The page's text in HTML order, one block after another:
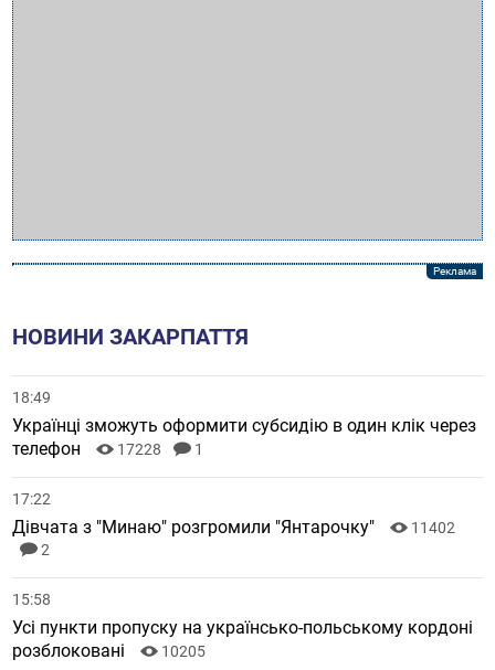
НОВИНИ ЗАКАРПАТТЯ
18:49
Українці зможуть оформити субсидію в один клік через
телефон
17228 1
17:22
Дівчата з "Минаю" розгромили "Янтарочку"
11402
2
15:58
Усі пункти пропуску на українсько-польському кордоні
розблоковані
10205